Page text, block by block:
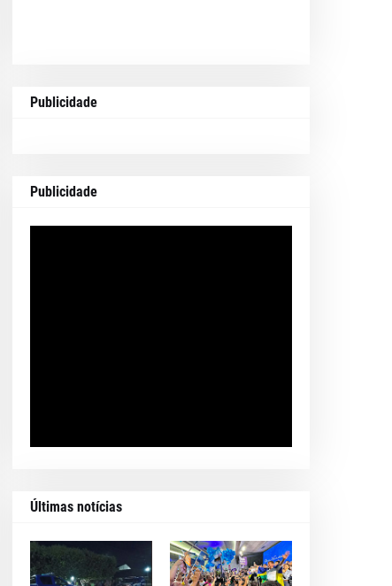
Publicidade
Publicidade
Últimas notícias